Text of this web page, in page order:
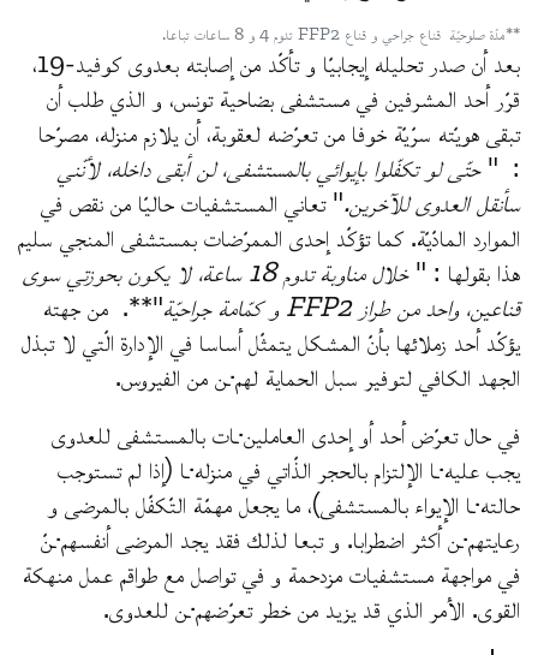
**مدّة صلوحيّة قناع جراحي و قناع FFP2 تدوم 4 و 8 ساعات تباعا.
بعد أن صدر تحليله إيجابيّا و تأكّد من إصابته بعدوى كوفيد-19،
قرّر أحد المشرفين في مستشفى بضاحية تونس، و الذي طلب أن
تبقى هويّته سرّيّة خوفا من تعرّضه لعقوبة، أن يلازم منزله، مصرّحا
: "حتّى لو تكفّلوا بإيوائي بالمستشفى، لن أبقى داخله، لأنّني
سأنقل العدوى للآخرين." تعاني المستشفيات حاليّا من نقص في
الموارد المادّيّة. كما تؤكّد إحدى الممرّضات بمستشفى المنجي سليم
هذا بقولها : "
خلال مناوبة تدوم 18 ساعة، لا يكون بحوزتي سوى
قناعين، واحد من طراز FFP2 و كمّامة جراحيّة
"**. من جهته
يؤكّد أحد زملائها بأنّ المشكل يتمثّل أساسا في الإدارة الّتي لا تبذل
الجهد الكافي لتوفير سبل الحماية لهم·ـن من الفيروس.
في حال تعرّض أحد أو إحدى العاملين·ـات بالمستشفى للعدوى
يجب عليه·ـا الإلتزام بالحجر الذّاتي في منزله·ـا (إذا لم تستوجب
حالته·ـا الإيواء بالمستشفى)، ما يجعل مهمّة التّكفّل بالمرضى و
رعايتهم·ـن أكثر اضطرابا. و تبعا لذلك فقد يجد المرضى أنفسهم·ـنّ
في مواجهة مستشفيات مزدحمة و في تواصل مع طواقم عمل منهكة
القوى. الأمر الذي قد يزيد من خطر تعرّضهم·ـن للعدوى.